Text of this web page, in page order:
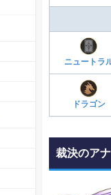
ニュートラ
ドラゴン
裁決のア